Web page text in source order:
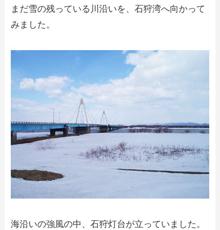
まだ雪の残っている川沿いを、石狩湾へ向かって
みました。
海沿いの強風の中、石狩灯台が立っていました。